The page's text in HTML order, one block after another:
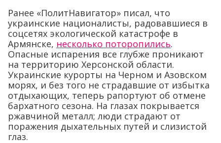
Ранее «ПолитНавигатор» писал, что
украинские националисты, радовавшиеся в
соцсетях экологической катастрофе в
Армянске, несколько поторопились.
Опасные испарения все глубже проникают
на территорию Херсонской области.
Украинские курорты на Черном и Азовском
морях, и без того не страдавшие от избытка
отдыхающих, теперь рапортуют об отмене
бархатного сезона. На глазах покрывается
ржавчиной металл; люди страдают от
поражения дыхательных путей и слизистой
глаз.